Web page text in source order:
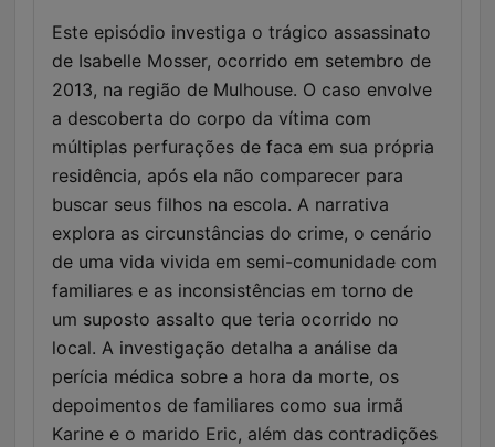
Este episódio investiga o trágico assassinato
de Isabelle Mosser, ocorrido em setembro de
2013, na região de Mulhouse. O caso envolve
a descoberta do corpo da vítima com
múltiplas perfurações de faca em sua própria
residência, após ela não comparecer para
buscar seus filhos na escola. A narrativa
explora as circunstâncias do crime, o cenário
de uma vida vivida em semi-comunidade com
familiares e as inconsistências em torno de
um suposto assalto que teria ocorrido no
local. A investigação detalha a análise da
perícia médica sobre a hora da morte, os
depoimentos de familiares como sua irmã
Karine e o marido Eric, além das contradições